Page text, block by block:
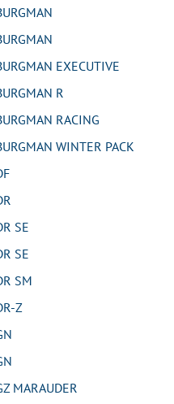
EXECUTIVE
R
RACING
WINTER PACK
SE
SE
SM
Z